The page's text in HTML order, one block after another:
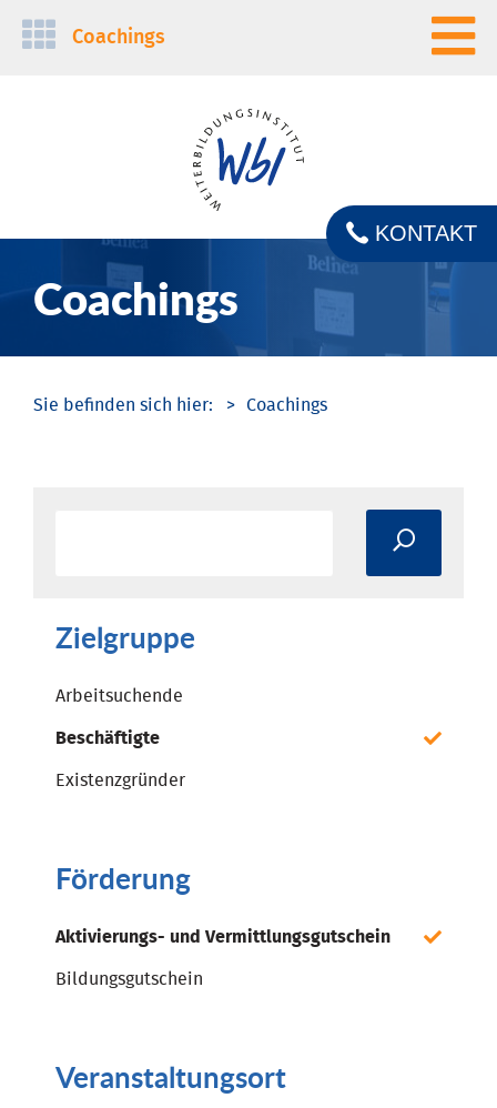
Navigation
Coachings
Coachings
KONTAKT
Coachings
Zielgruppe
Arbeitsuchende
Beschäftigte
Existenzgründer
Förderung
Aktivierungs- und Vermittlungsgutschein
Bildungsgutschein
Veranstaltungsort